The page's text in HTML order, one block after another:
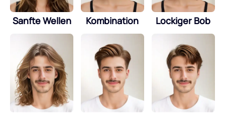
Sanfte Wellen Kombination Lockiger Bob